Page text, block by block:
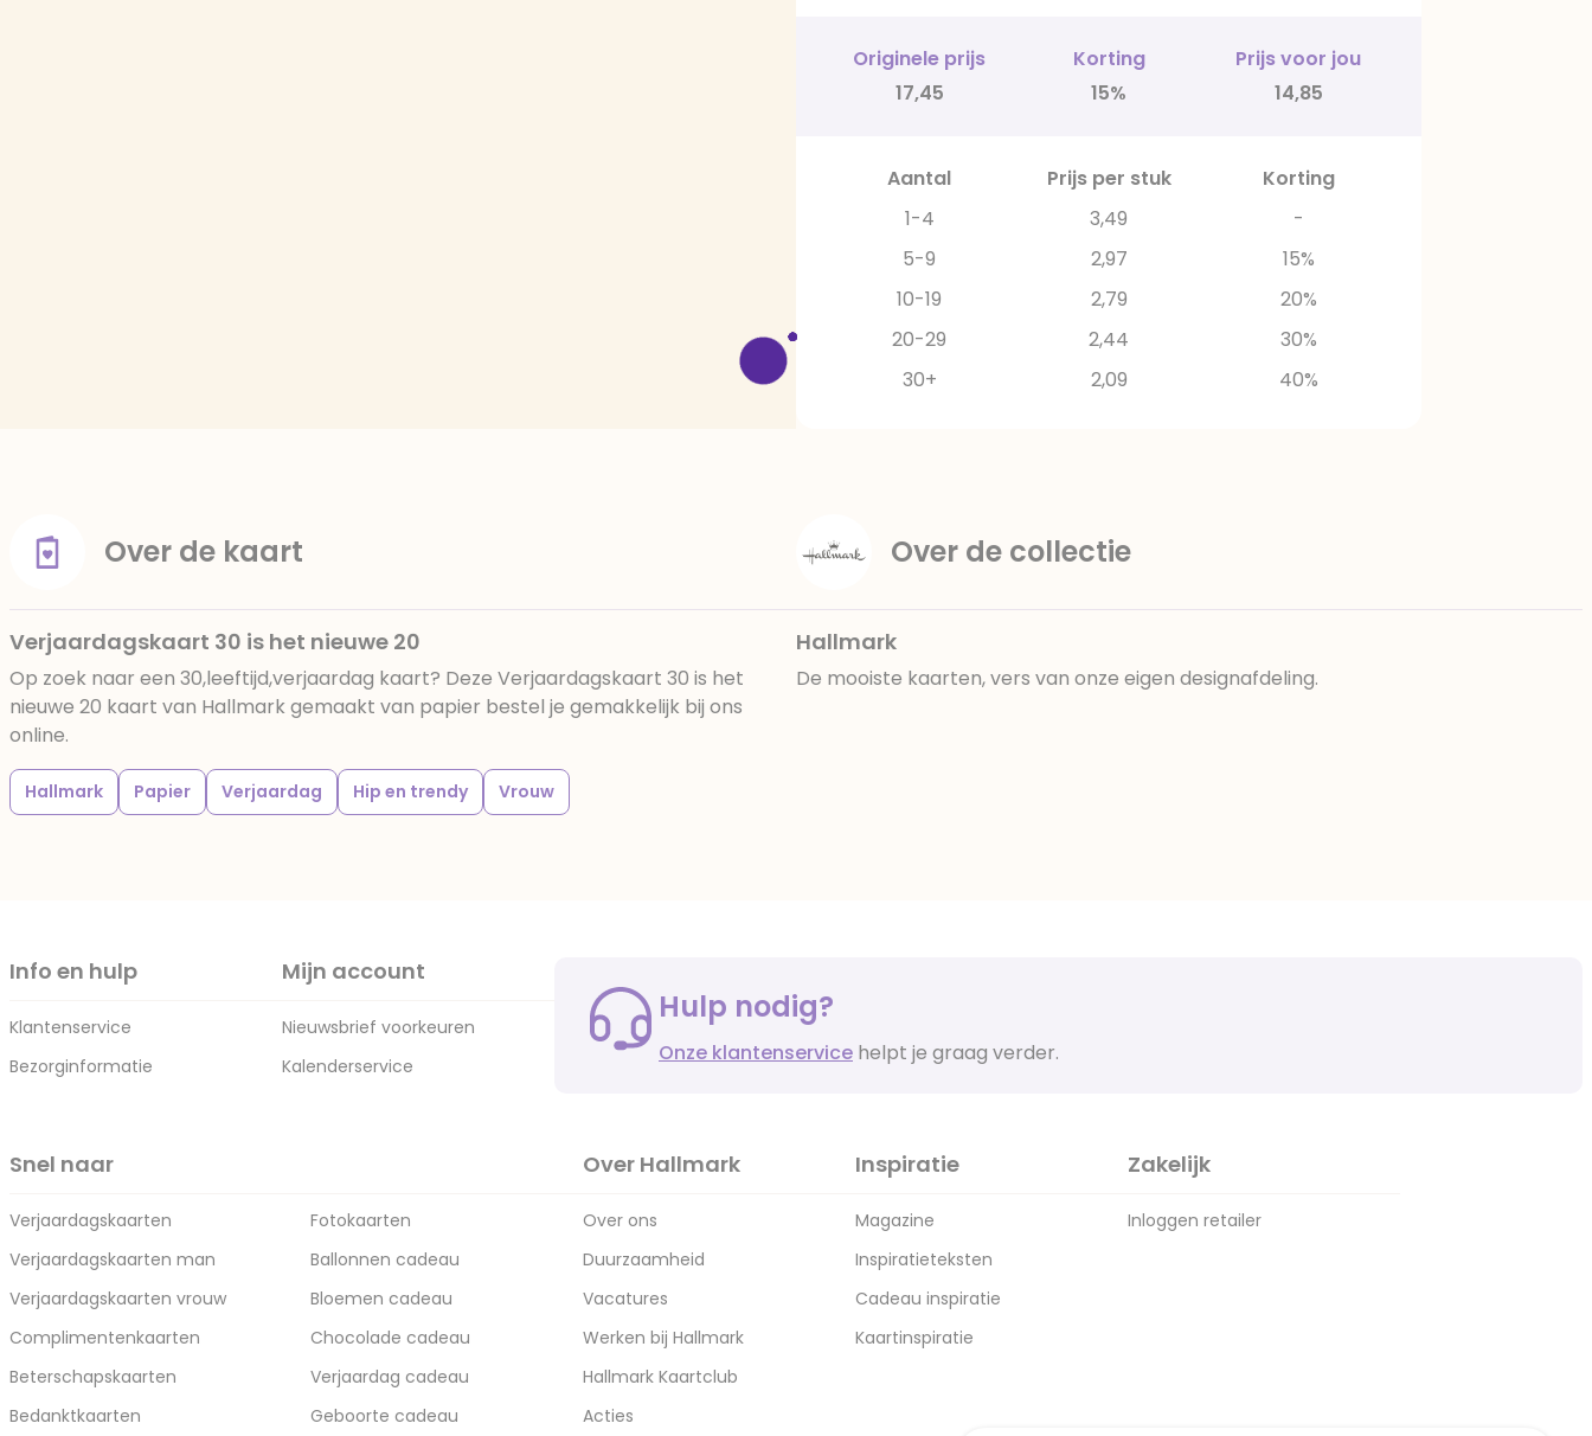
Originele prijs Korting
Prijs voor jou
17,45
15% 14,85
Aantal Prijs per stuk
Korting
1-4
3,49
-
5-9
2,97
15%
10-19
2,79
20%
20-29
2,44
30%
30+
2,09 40%
Over de kaart
Verjaardagskaart 30 is het nieuwe 20
Op zoek naar een 30,leeftijd,verjaardag kaart? Deze Verjaardagskaart 30 is het
nieuwe 20 kaart van Hallmark gemaakt van papier bestel je gemakkelijk bij ons
online.
Hallmark Papier Verjaardag Hip en trendy Vrouw
Over de collectie
Hallmark
De mooiste kaarten, vers van onze eigen designafdeling.
Info en hulp
Klantenservice
Bezorginformatie
Mijn account
Nieuwsbrief voorkeuren
Kalenderservice
Hulp nodig?
Onze klantenservice helpt je graag verder.
Snel naar
Verjaardagskaarten
Verjaardagskaarten man
Verjaardagskaarten vrouw
Complimentenkaarten
Beterschapskaarten
Bedanktkaarten
Fotokaarten
Ballonnen cadeau
Bloemen cadeau
Chocolade cadeau
Verjaardag cadeau
Geboorte cadeau
Over Hallmark
Over ons
Duurzaamheid
Vacatures
Werken bij Hallmark
Hallmark Kaartclub
Acties
Inspiratie
Magazine
Inspiratieteksten
Cadeau inspiratie
Kaartinspiratie
Zakelijk
Inloggen retailer